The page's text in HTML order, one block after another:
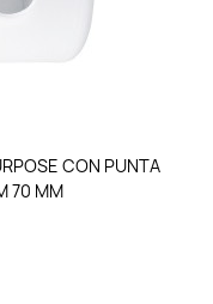
CON PUNTA
70 MM